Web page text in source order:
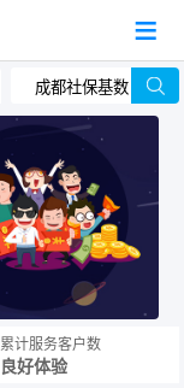
累计服务客户数
良好体验